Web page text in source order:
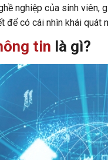
nghiệp của sinh
để có cái nhìn khái quát
tin là gì?